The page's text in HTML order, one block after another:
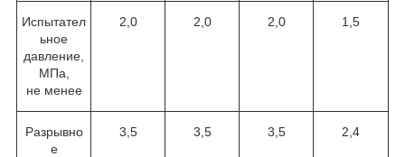
Испытател
ьное
давление,
МПа,
не менее
2,0 2,0 2,0 1,5
Разрывно
е
3,5 3,5 3,5 2,4